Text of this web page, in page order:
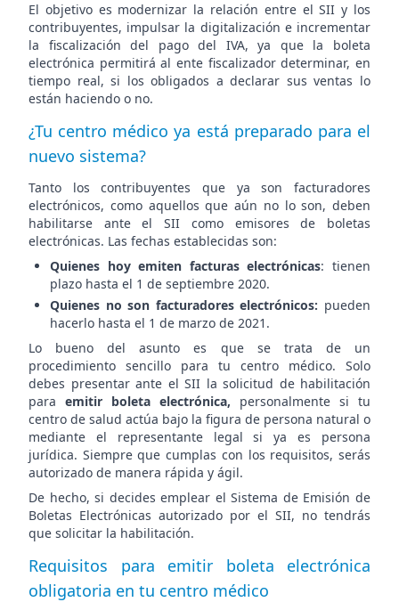
El objetivo es modernizar la relación entre el SII y los
contribuyentes, impulsar la digitalización e incrementar
la fiscalización del pago del IVA, ya que la boleta
electrónica permitirá al ente fiscalizador determinar, en
tiempo real, si los obligados a declarar sus ventas lo
están haciendo o no.
¿Tu centro médico ya está preparado para el
nuevo sistema?
Tanto los contribuyentes que ya son facturadores
electrónicos, como aquellos que aún no lo son, deben
habilitarse ante el SII como emisores de boletas
electrónicas. Las fechas establecidas son:
Quienes hoy emiten facturas electrónicas: tienen
plazo hasta el 1 de septiembre 2020.
Quienes no son facturadores electrónicos: pueden
hacerlo hasta el 1 de marzo de 2021.
Lo bueno del asunto es que se trata de un
procedimiento sencillo para tu centro médico. Solo
debes presentar ante el SII la solicitud de habilitación
para emitir boleta electrónica, personalmente si tu
centro de salud actúa bajo la figura de persona natural o
mediante el representante legal si ya es persona
jurídica. Siempre que cumplas con los requisitos, serás
autorizado de manera rápida y ágil.
De hecho, si decides emplear el Sistema de Emisión de
Boletas Electrónicas autorizado por el SII, no tendrás
que solicitar la habilitación.
Requisitos para emitir boleta electrónica
obligatoria en tu centro médico